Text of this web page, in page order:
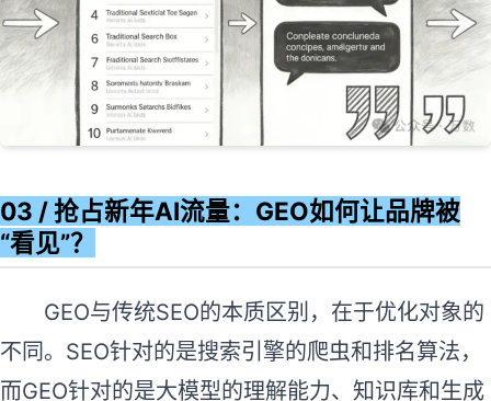
03 / 抢占新年AI流量：GEO如何让品牌被
“看见”？
GEO与传统SEO的本质区别，在于优化对象的
不同。SEO针对的是搜索引擎的爬虫和排名算法，
而GEO针对的是大模型的理解能力、知识库和生成